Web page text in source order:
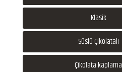
Klasik
Süslü Çikolatalı
Çikolata kaplama